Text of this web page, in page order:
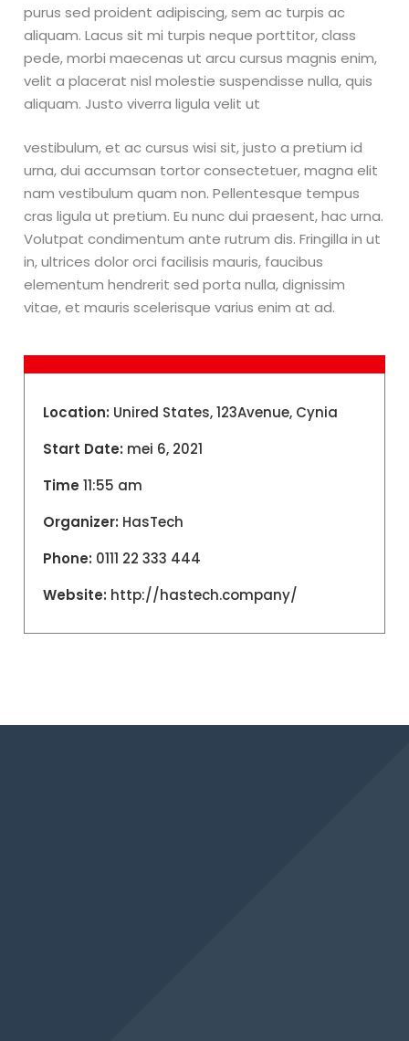
purus sed proident adipiscing, sem ac turpis ac
aliquam. Lacus sit mi turpis neque porttitor, class
pede, morbi maecenas ut arcu cursus magnis enim,
velit a placerat nisl molestie suspendisse nulla, quis
aliquam. Justo viverra ligula velit ut
vestibulum, et ac cursus wisi sit, justo a pretium id
urna, dui accumsan tortor consectetuer, magna elit
nam vestibulum quam non. Pellentesque tempus
cras ligula ut pretium. Eu nunc dui praesent, hac urna.
Volutpat condimentum ante rutrum dis. Fringilla in ut
in, ultrices dolor orci facilisis mauris, faucibus
elementum hendrerit sed porta nulla, dignissim
vitae, et mauris scelerisque varius enim at ad.
Location: Unired States, 123Avenue, Cynia
Start Date: mei 6, 2021
Time11:55 am
Organizer: HasTech
Phone: 0111 22 333 444
Website: http://hastech.company/